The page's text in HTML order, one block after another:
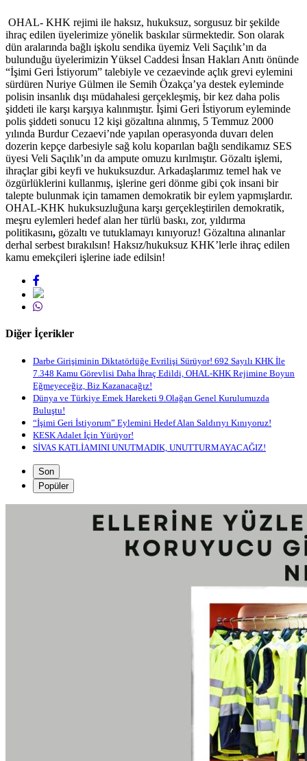
OHAL- KHK rejimi ile haksız, hukuksuz, sorgusuz bir şekilde
ihraç edilen üyelerimize yönelik baskılar sürmektedir. Son olarak
dün aralarında bağlı işkolu sendika üyemiz Veli Saçılık’ın da
bulunduğu üyelerimizin Yüksel Caddesi İnsan Hakları Anıtı önünde
“İşimi Geri İstiyorum” talebiyle ve cezaevinde açlık grevi eylemini
sürdüren Nuriye Gülmen ile Semih Özakça’ya destek eyleminde
polisin insanlık dışı müdahalesi gerçekleşmiş, bir kez daha polis
şiddeti ile karşı karşıya kalınmıştır. İşimi Geri İstiyorum eyleminde
polis şiddeti sonucu 12 kişi gözaltına alınmış, 5 Temmuz 2000
yılında Burdur Cezaevi’nde yapılan operasyonda duvarı delen
dozerin kepçe darbesiyle sağ kolu koparılan bağlı sendikamız SES
üyesi Veli Saçılık’ın da ampute omuzu kırılmıştır. Gözaltı işlemi,
ihraçlar gibi keyfi ve hukuksuzdur. Arkadaşlarımız temel hak ve
özgürlüklerini kullanmış, işlerine geri dönme gibi çok insani bir
talepte bulunmak için tamamen demokratik bir eylem yapmışlardır.
OHAL-KHK hukuksuzluğuna karşı gerçekleştirilen demokratik,
meşru eylemleri hedef alan her türlü baskı, zor, yıldırma
politikasını, gözaltı ve tutuklamayı kınıyoruz! Gözaltına alınanlar
derhal serbest bırakılsın! Haksız/hukuksuz KHK’lerle ihraç edilen
kamu emekçileri işlerine iade edilsin!
Diğer İçerikler
Darbe Girişiminin Diktatörlüğe Evrilişi Sürüyor! 692 Sayılı KHK İle
7.348 Kamu Görevlisi Daha İhraç Edildi, OHAL-KHK Rejimine Boyun
Eğmeyeceğiz, Biz Kazanacağız!
Dünya ve Türkiye Emek Hareketi 9.Olağan Genel Kurulumuzda
Buluştu!
“İşimi Geri İstiyorum” Eylemini Hedef Alan Saldırıyı Kınıyoruz!
KESK Adalet İçin Yürüyor!
SİVAS KATLİAMINI UNUTMADIK, UNUTTURMAYACAĞIZ!
Son
Popüler